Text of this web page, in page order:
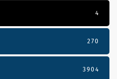
4
270
3904